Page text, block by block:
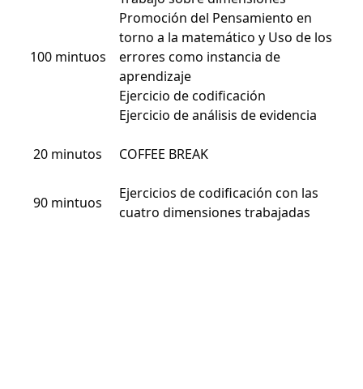
100 mintuos
Promoción del Pensamiento en
torno a la matemático y Uso de los
errores como instancia de
aprendizaje
Ejercicio de codificación
Ejercicio de análisis de evidencia
20 minutos COFFEE BREAK
90 mintuos
Ejercicios de codificación con las
cuatro dimensiones trabajadas